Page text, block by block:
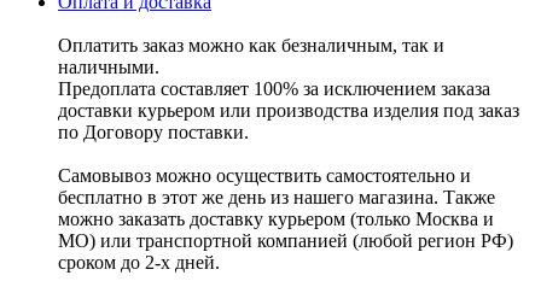
Оплатить заказ можно как безналичным, так и
наличными.
Предоплата составляет 100% за исключением заказа
доставки курьером или производства изделия под заказ
по Договору поставки.
Самовывоз можно осуществить самостоятельно и
бесплатно в этот же день из нашего магазина. Также
можно заказать доставку курьером (только Москва и
МО) или транспортной компанией (любой регион РФ)
сроком до 2-х дней.